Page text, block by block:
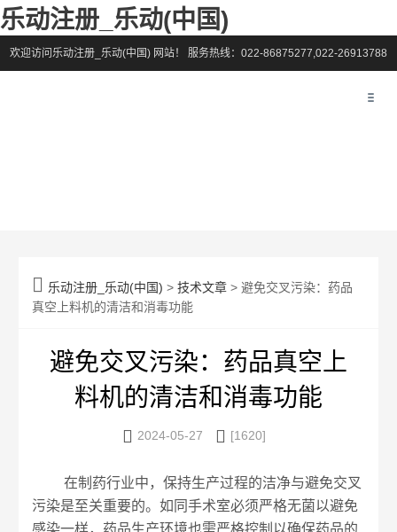
乐动注册_乐动(中国)
欢迎访问乐动注册_乐动(中国) 网站！ 服务热线：022-86875277,022-26913788
 乐动注册_乐动(中国) >技术文章 > 避免交叉污染：药品
真空上料机的清洁和消毒功能
避免交叉污染：药品真空上
料机的清洁和消毒功能
 2024-05-27  [1620]
在制药行业中，保持生产过程的洁净与避免交叉
污染是至关重要的。如同手术室必须严格无菌以避免
感染一样，药品生产环境也需严格控制以确保药品的